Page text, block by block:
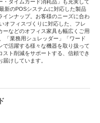
・タイムカード消耗品」も充実して
新のPOSシステムに対応した製品
インナップ。お客様のニーズに合わ
オフィスづくりに対応した、フレ
ーなどのオフィス家具も幅広くご用
「業務用シュレッダー」「ワード
で活躍する様々な機器を取り扱って
ト削減をサポートする、信頼でき
けしています。